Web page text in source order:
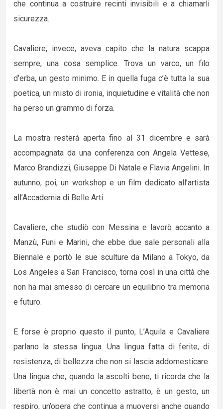
che continua a costruire recinti invisibili e a chiamarli
sicurezza.
Cavaliere, invece, aveva capito che la natura scappa
sempre, una cosa semplice. Trova un varco, un filo
d’erba, un gesto minimo. E in quella fuga c’è tutta la sua
poetica, un misto di ironia, inquietudine e vitalità che non
ha perso un grammo di forza.
La mostra resterà aperta fino al 31 dicembre e sarà
accompagnata da una conferenza con Angela Vettese,
Marco Brandizzi, Giuseppe Di Natale e Flavia Angelini. In
autunno, poi, un workshop e un film dedicato all’artista
all’Accademia di Belle Arti.
Cavaliere, che studiò con Messina e lavorò accanto a
Manzù, Funi e Marini, che ebbe due sale personali alla
Biennale e portò le sue sculture da Milano a Tokyo, da
Los Angeles a San Francisco, torna così in una città che
non ha mai smesso di cercare un equilibrio tra memoria
e futuro.
E forse è proprio questo il punto, L’Aquila e Cavaliere
parlano la stessa lingua. Una lingua fatta di ferite, di
resistenza, di bellezza che non si lascia addomesticare.
Una lingua che, quando la ascolti bene, ti ricorda che la
libertà non è mai un concetto astratto, è un gesto, un
respiro, un’opera che continua a muoversi anche quando